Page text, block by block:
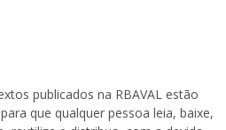
publicados na RBAVAL estão
que qualquer pessoa leia, baixe,